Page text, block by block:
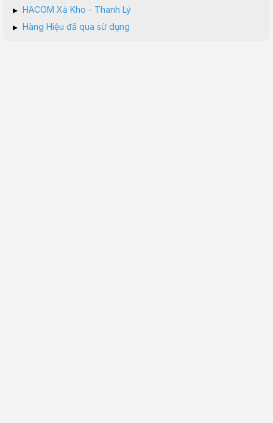
▸ HACOM Xả Kho - Thanh Lý
▸ Hàng Hiệu đã qua sử dụng